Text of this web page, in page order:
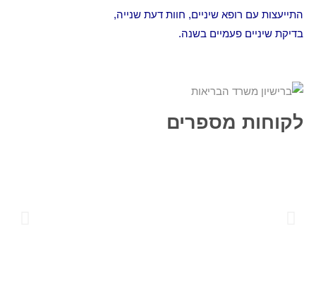
התייעצות עם רופא שיניים, חוות דעת שנייה,
בדיקת שיניים פעמיים בשנה.
לקוחות מספרים